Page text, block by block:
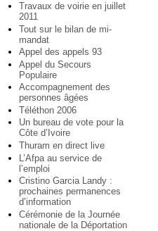
Travaux de voirie en juillet
2011
Tout sur le bilan de mi-
mandat
Appel des appels 93
Appel du Secours
Populaire
Accompagnement des
personnes âgées
Téléthon 2006
Un bureau de vote pour la
Côte d’Ivoire
Thuram en direct live
L’Afpa au service de
l’emploi
Cristino Garcia Landy :
prochaines permanences
d’information
Cérémonie de la Journée
nationale de la Déportation